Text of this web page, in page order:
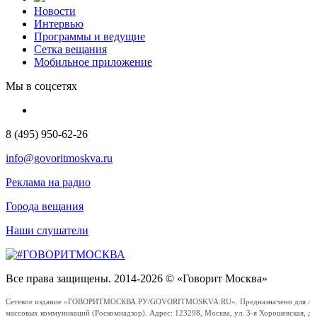
Новости
Интервью
Программы и ведущие
Сетка вещания
Мобильное приложение
Мы в соцсетях
8 (495) 950-62-26
info@govoritmoskva.ru
Реклама на радио
Города вещания
Наши слушатели
Все права защищены. 2014-2026 © «Говорит Москва»
Сетевое издание «ГОВОРИТМОСКВА.РУ/GOVORITMOSKVA.RU». Предназначено для
массовых коммуникаций (Роскомнадзор). Адрес: 123298, Москва, ул. 3-я